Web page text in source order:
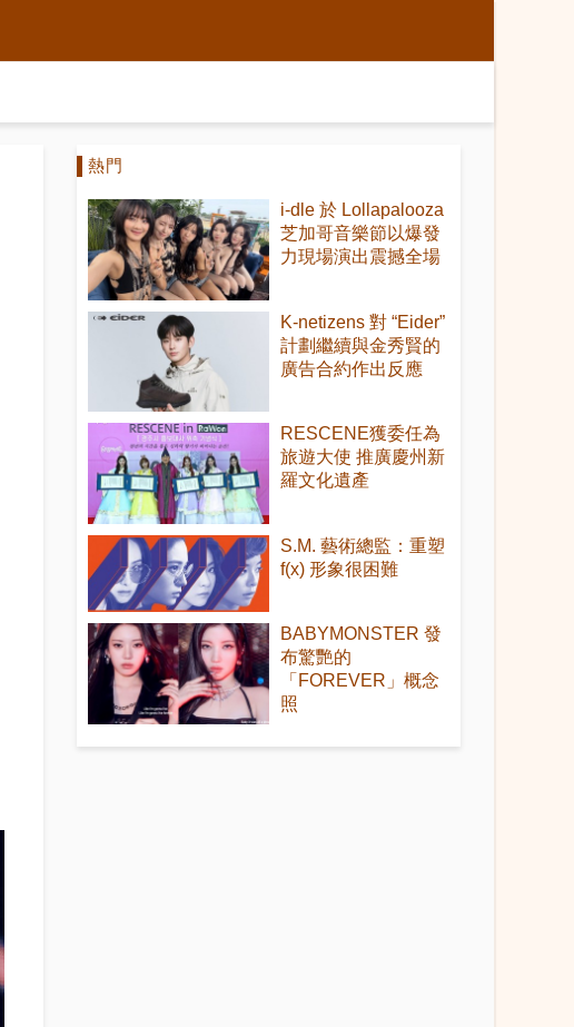
熱門
i-dle 於 Lollapalooza
芝加哥音樂節以爆發
力現場演出震撼全場
K-netizens 對 “Eider”
計劃繼續與金秀賢的
廣告合約作出反應
RESCENE獲委任為
旅遊大使 推廣慶州新
羅文化遺產
S.M. 藝術總監：重塑
f(x) 形象很困難
BABYMONSTER 發
布驚艷的
「FOREVER」概念
照